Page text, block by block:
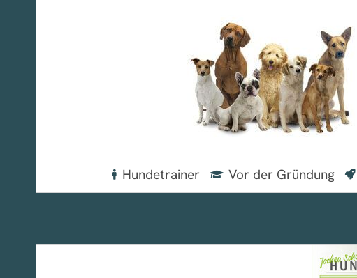
Hundetrainer Vor der Gründung